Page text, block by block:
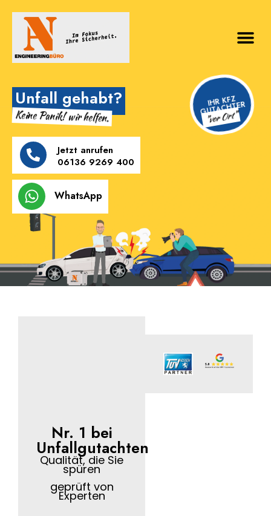
Unfall gehabt?
Keine Panik! wir helfen.
Jetzt anrufen
06136 9269 400
WhatsApp
IHR KFZ
GUTACHTER
"vor Ort"
Nr. 1 bei
Unfallgutachten
Qualität, die Sie
spüren
geprüft von
Experten